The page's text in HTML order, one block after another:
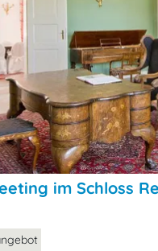
im Schloss